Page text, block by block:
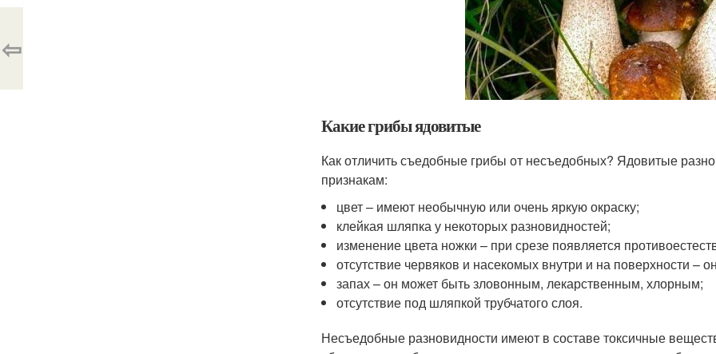
Какие грибы ядовитые
Как отличить съедобные грибы от несъедобных? Ядовитые
признакам:
цвет – имеют необычную или очень яркую окраску;
клейкая шляпка у некоторых разновидностей;
изменение цвета ножки – при срезе появляется
отсутствие червяков и насекомых внутри и на поверхности –
запах – он может быть зловонным, лекарственным, хлорным;
отсутствие под шляпкой трубчатого слоя.
Несъедобные разновидности имеют в составе токсичные
⇦